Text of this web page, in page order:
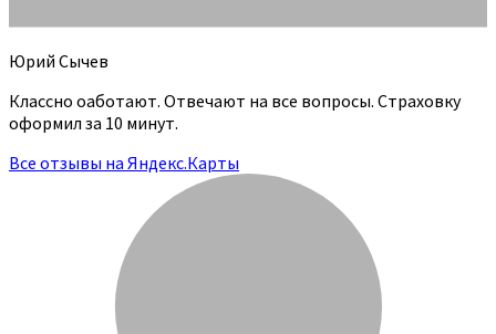
Юрий Сычев
Классно оаботают. Отвечают на все вопросы. Страховку
оформил за 10 минут.
Все отзывы на Яндекс.Карты